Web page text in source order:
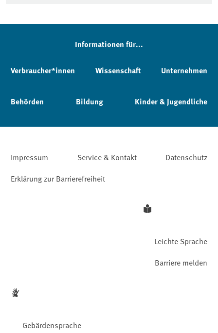
Informationen für...
Verbraucher*innen Wissenschaft Unternehmen
Behörden Bildung Kinder & Jugendliche
Impressum Service & Kontakt
Datenschutz
Erklärung zur Barrierefreiheit
Leichte Sprache
Gebärdensprache
Barriere melden